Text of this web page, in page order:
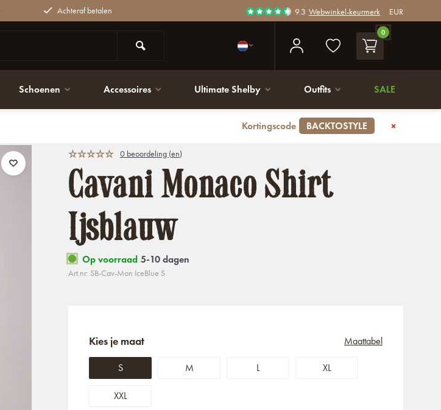
Achteraf betalen 9.3 Webwinkel-keurmerk EUR
0
Schoenen Accessoires Ultimate Shelby Outfits SALE
Kortingscode BACKTOSTYLE
0 beoordeling (en)
Cavani Monaco Shirt
Ijsblauw
Op voorraad 5-10 dagen
Art.nr: SB-Cav-Mon IceBlue S
Kies je maat
S M L XL
XXL
Maattabel